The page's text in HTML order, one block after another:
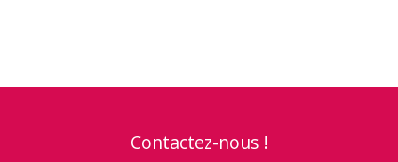
Contactez-nous !